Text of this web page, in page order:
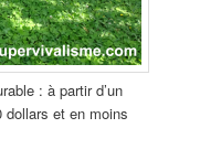
: à partir d’un
dollars et en moins